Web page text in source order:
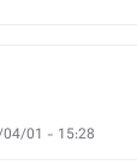
15:28 - 1405/04/01